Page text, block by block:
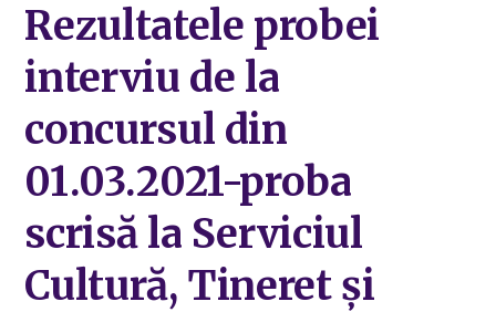
Rezultatele probei
interviu de la
concursul din
01.03.2021-proba
scrisă la Serviciul
Cultură, Tineret și